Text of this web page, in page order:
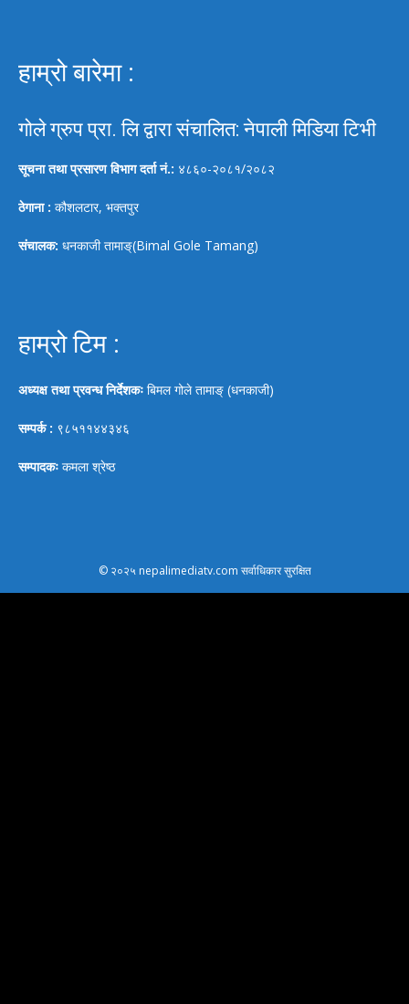
हाम्रो बारेमा :
गोले ग्रुप प्रा. लि द्वारा संचालित: नेपाली मिडिया टिभी
सूचना तथा प्रसारण विभाग दर्ता नं.: ४८६०-२०८१/२०८२
ठेगाना : कौशलटार, भक्तपुर
संचालक: धनकाजी तामाङ्(Bimal Gole Tamang)
हाम्रो टिम :
अध्यक्ष तथा प्रवन्ध निर्देशकः बिमल गोले तामाङ् (धनकाजी)
सम्पर्क : ९८५११४४३४६
सम्पादकः कमला श्रेष्ठ
© २०२५ nepalimediatv.com सर्वाधिकार सुरक्षित